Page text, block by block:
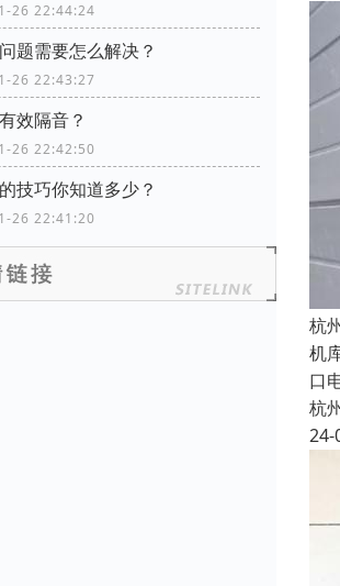
26 22:44:24
题需要怎么解决？
26 22:43:27
效隔音？
26 22:42:50
技巧你知道多少？
26 22:41:20
杭
机
口
杭
24-